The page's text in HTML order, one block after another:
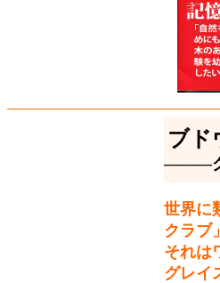
ブド
―――グ
世界に
クラブ」
それは
グレイ